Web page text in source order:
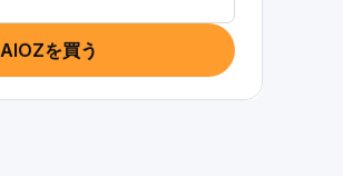
AIOZを買う